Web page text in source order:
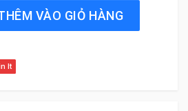
mát Bosch Long-Life OAT quantity
VÀO GIỎ HÀNG
It